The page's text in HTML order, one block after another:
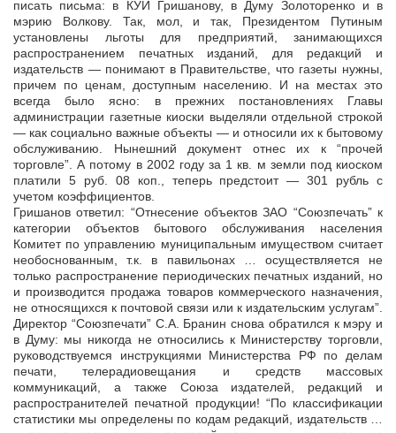
писать письма: в КУИ Гришанову, в Думу Золоторенко и в
мэрию Волкову. Так, мол, и так, Президентом Путиным
установлены льготы для предприятий, занимающихся
распространением печатных изданий, для редакций и
издательств — понимают в Правительстве, что газеты нужны,
причем по ценам, доступным населению. И на местах это
всегда было ясно: в прежних постановлениях Главы
администрации газетные киоски выделяли отдельной строкой
— как социально важные объекты — и относили их к бытовому
обслуживанию. Нынешний документ отнес их к “прочей
торговле”. А потому в 2002 году за 1 кв. м земли под киоском
платили 5 руб. 08 коп., теперь предстоит — 301 рубль с
учетом коэффициентов.
Гришанов ответил: “Отнесение объектов ЗАО “Союзпечать” к
категории объектов бытового обслуживания населения
Комитет по управлению муниципальным имуществом считает
необоснованным, т.к. в павильонах … осуществляется не
только распространение периодических печатных изданий, но
и производится продажа товаров коммерческого назначения,
не относящихся к почтовой связи или к издательским услугам”.
Директор “Союзпечати” С.А. Бранин снова обратился к мэру и
в Думу: мы никогда не относились к Министерству торговли,
руководствуемся инструкциями Министерства РФ по делам
печати, телерадиовещания и средств массовых
коммуникаций, а также Союза издателей, редакций и
распространителей печатной продукции! “По классификации
статистики мы определены по кодам редакций, издательств …